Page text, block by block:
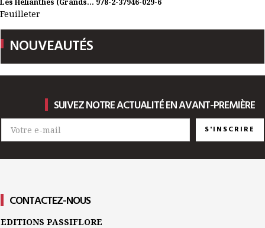
Feuilleter
NOUVEAUTÉS
SUIVEZ NOTRE ACTUALITÉ EN AVANT-PREMIÈRE
S'INSCRIRE
CONTACTEZ-NOUS
EDITIONS PASSIFLORE